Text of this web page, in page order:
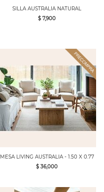
SILLA AUSTRALIA NATURAL
$ 7,900
MESA LIVING AUSTRALIA - 1.50 X 0.77
$ 36,000